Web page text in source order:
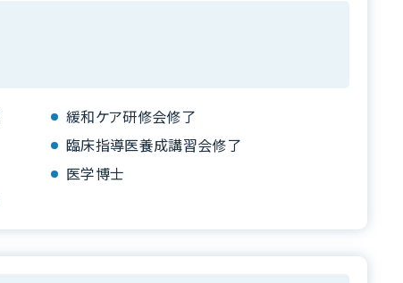
緩和ケア研修会修了
臨床指導医養成講習会修了
医学博士